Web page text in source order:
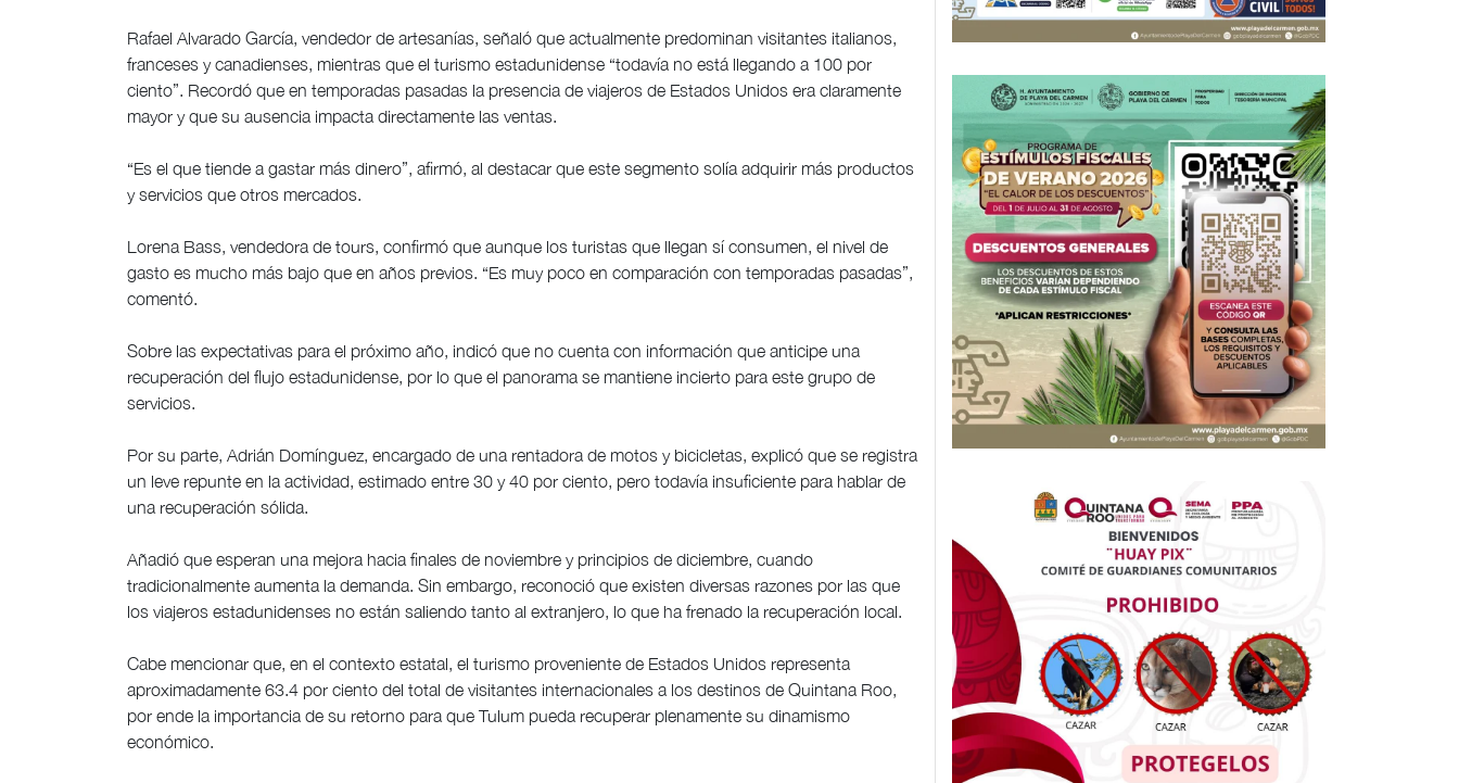
Rafael Alvarado García, vendedor de artesanías, señaló que actualmente predominan visitantes italianos,
franceses y canadienses, mientras que el turismo estadunidense “todavía no está llegando a 100 por
ciento”. Recordó que en temporadas pasadas la presencia de viajeros de Estados Unidos era claramente
mayor y que su ausencia impacta directamente las ventas.
“Es el que tiende a gastar más dinero”, afirmó, al destacar que este segmento solía adquirir más productos
y servicios que otros mercados.
Lorena Bass, vendedora de tours, confirmó que aunque los turistas que llegan sí consumen, el nivel de
gasto es mucho más bajo que en años previos. “Es muy poco en comparación con temporadas pasadas”,
comentó.
Sobre las expectativas para el próximo año, indicó que no cuenta con información que anticipe una
recuperación del flujo estadunidense, por lo que el panorama se mantiene incierto para este grupo de
servicios.
Por su parte, Adrián Domínguez, encargado de una rentadora de motos y bicicletas, explicó que se registra
un leve repunte en la actividad, estimado entre 30 y 40 por ciento, pero todavía insuficiente para hablar de
una recuperación sólida.
Añadió que esperan una mejora hacia finales de noviembre y principios de diciembre, cuando
tradicionalmente aumenta la demanda. Sin embargo, reconoció que existen diversas razones por las que
los viajeros estadunidenses no están saliendo tanto al extranjero, lo que ha frenado la recuperación local.
Cabe mencionar que, en el contexto estatal, el turismo proveniente de Estados Unidos representa
aproximadamente 63.4 por ciento del total de visitantes internacionales a los destinos de Quintana Roo,
por ende la importancia de su retorno para que Tulum pueda recuperar plenamente su dinamismo
económico.